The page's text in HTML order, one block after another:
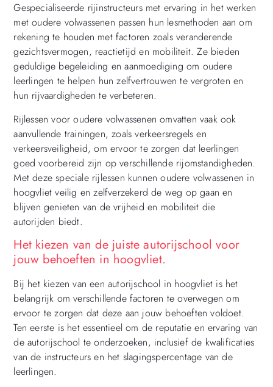
Gespecialiseerde rijinstructeurs met ervaring in het werken
met oudere volwassenen passen hun lesmethoden aan om
rekening te houden met factoren zoals veranderende
gezichtsvermogen, reactietijd en mobiliteit. Ze bieden
geduldige begeleiding en aanmoediging om oudere
leerlingen te helpen hun zelfvertrouwen te vergroten en
hun rijvaardigheden te verbeteren.
Rijlessen voor oudere volwassenen omvatten vaak ook
aanvullende trainingen, zoals verkeersregels en
verkeersveiligheid, om ervoor te zorgen dat leerlingen
goed voorbereid zijn op verschillende rijomstandigheden.
Met deze speciale rijlessen kunnen oudere volwassenen in
hoogvliet veilig en zelfverzekerd de weg op gaan en
blijven genieten van de vrijheid en mobiliteit die
autorijden biedt.
Het kiezen van de juiste autorijschool voor
jouw behoeften in hoogvliet.
Bij het kiezen van een autorijschool in hoogvliet is het
belangrijk om verschillende factoren te overwegen om
ervoor te zorgen dat deze aan jouw behoeften voldoet.
Ten eerste is het essentieel om de reputatie en ervaring van
de autorijschool te onderzoeken, inclusief de kwalificaties
van de instructeurs en het slagingspercentage van de
leerlingen.